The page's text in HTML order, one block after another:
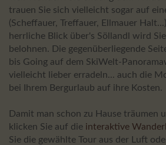
trauen Sie sich vielleicht sogar auf
(Scheffauer, Treffauer, Ellmauer
herrliche Blick über's Söllandl wird
belohnen. Die gegenüberliegende
bis Going auf dem SkiWelt-
vielleicht lieber erradeln... auch die
bei Ihrem Bergurlaub auf ihre Kosten.
Damit man schon zu Hause träumen
klicken Sie auf die interaktive
Sie die gewählte Tour aus der Luft